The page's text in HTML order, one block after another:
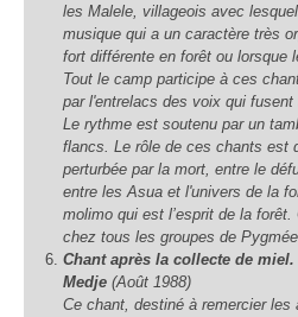
les Malele, villageois avec
musique qui a un caractère très
fort différente en forêt ou lorsque
Tout le camp participe à ces
par l'entrelacs des voix qui fusent
Le rythme est soutenu par un
flancs. Le rôle de ces chants est
perturbée par la mort, entre le
entre les Asua et l'univers de la
molimo qui est l’esprit de la
chez tous les groupes de
Chant après la collecte de
Medje (Août 1988)
Ce chant, destiné à remercier les